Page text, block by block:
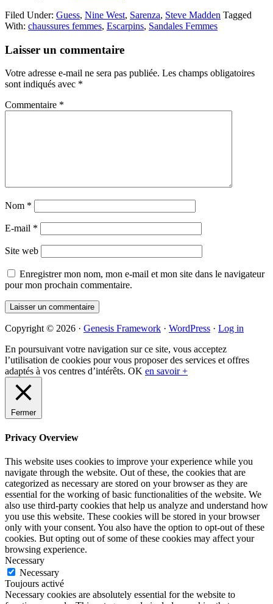
Filed Under: Guess, Nine West, Sarenza, Steve Madden Tagged
With: chaussures femmes, Escarpins, Sandales Femmes
Reader
Laisser un commentaire
Votre adresse e-mail ne sera pas publiée. Les champs obligatoires
sont indiqués avec *
Commentaire *
Nom *
E-mail *
Site web
Enregistrer mon nom, mon e-mail et mon site dans le navigateur
pour mon prochain commentaire.
Primary
Sidebar
Copyright © 2026 · Genesis Framework · WordPress · Log in
En poursuivant votre navigation sur ce site, vous acceptez
l’utilisation de cookies pour vous proposer des services et offres
adaptés à vos centres d’intérêts. OK en savoir +
Fermer
Privacy Overview
This website uses cookies to improve your experience while you
navigate through the website. Out of these, the cookies that are
categorized as necessary are stored on your browser as they are
essential for the working of basic functionalities of the website. We
also use third-party cookies that help us analyze and understand how
you use this website. These cookies will be stored in your browser
only with your consent. You also have the option to opt-out of these
cookies. But opting out of some of these cookies may affect your
browsing experience.
Necessary
Necessary
Toujours activé
Necessary cookies are absolutely essential for the website to